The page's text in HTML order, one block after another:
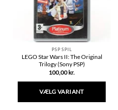
PSP SPIL
LEGO Star Wars II: The Original
Trilogy (Sony PSP)
100,00 kr.
VÆLG VARIANT